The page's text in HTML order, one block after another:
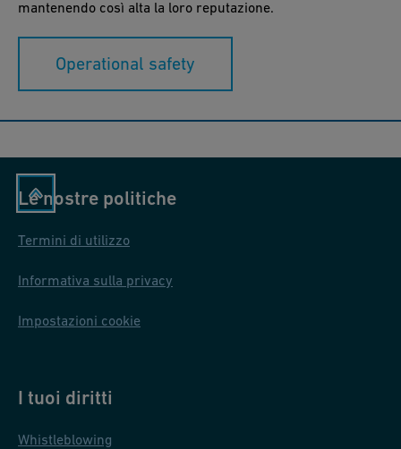
mantenendo così alta la loro reputazione.
Operational safety
Le nostre politiche
Termini di utilizzo
Informativa sulla privacy
Impostazioni cookie
I tuoi diritti
Whistleblowing